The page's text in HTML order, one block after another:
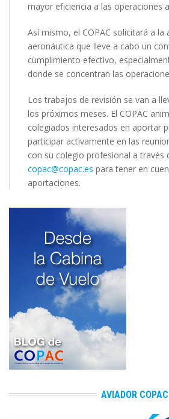
mayor eficiencia a las operaciones
Así mismo, el COPAC solicitará a la
aeronáutica que lleve a cabo un
cumplimiento efectivo,
donde se concentran las
Los trabajos de revisión se van a
los próximos meses. El COPAC
colegiados interesados en aportar
participar activamente en las
con su colegio profesional a través
copac@copac.es para tener en
aportaciones.
AVIADOR COPAC